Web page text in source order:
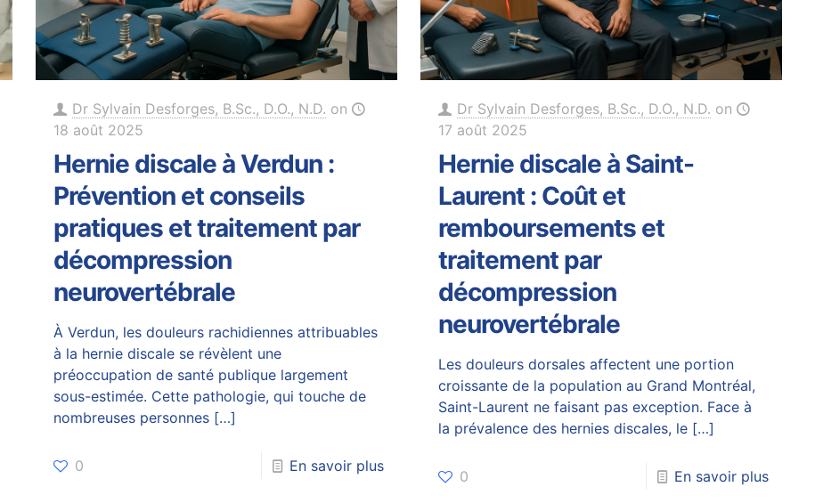
Dr Sylvain Desforges, B.Sc., D.O., N.D. on
18 août 2025
Hernie discale à Verdun :
Prévention et conseils
pratiques et traitement par
décompression
neurovertébrale
À Verdun, les douleurs rachidiennes attribuables
à la hernie discale se révèlent une
préoccupation de santé publique largement
sous-estimée. Cette pathologie, qui touche de
nombreuses personnes[…]
0 En savoir plus
Dr Sylvain Desforges, B.Sc., D.O., N.D. on
17 août 2025
Hernie discale à Saint-
Laurent : Coût et
remboursements et
traitement par
décompression
neurovertébrale
Les douleurs dorsales affectent une portion
croissante de la population au Grand Montréal,
Saint-Laurent ne faisant pas exception. Face à
la prévalence des hernies discales, le[…]
0 En savoir plus